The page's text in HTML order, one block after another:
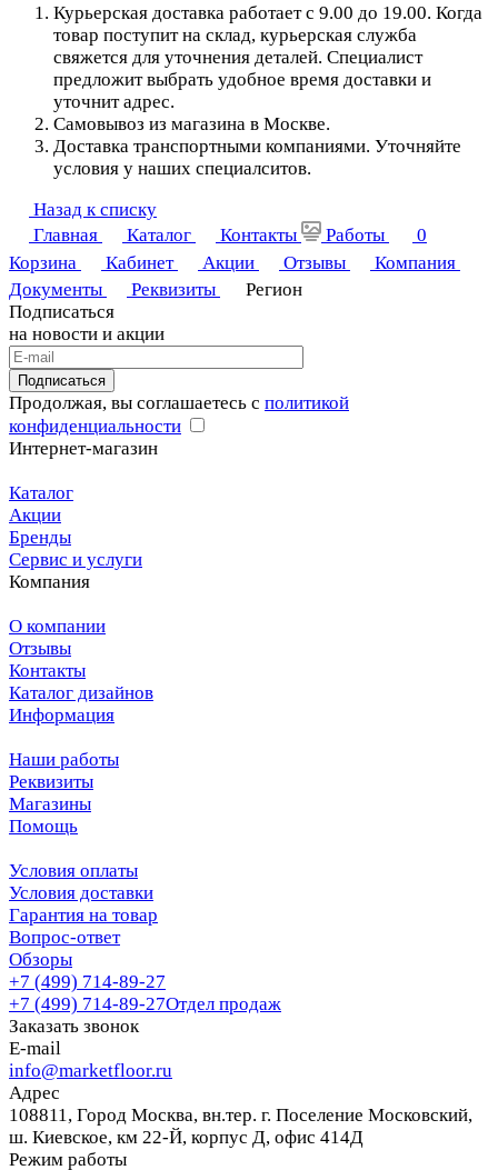
Курьерская доставка работает с 9.00 до 19.00. Когда
товар поступит на склад, курьерская служба
свяжется для уточнения деталей. Специалист
предложит выбрать удобное время доставки и
уточнит адрес.
Самовывоз из магазина в Москве.
Доставка транспортными компаниями. Уточняйте
условия у наших специалситов.
Назад к списку
Главная
Каталог Контакты Работы
0
Корзина
Кабинет Акции Отзывы
Компания
Документы
Реквизиты
Регион
Подписаться
на новости и акции
Подписаться
Продолжая, вы соглашаетесь с политикой
конфиденциальности
Интернет-магазин
Каталог
Акции
Бренды
Сервис и услуги
Компания
О компании
Отзывы
Контакты
Каталог дизайнов
Информация
Наши работы
Реквизиты
Магазины
Помощь
Условия оплаты
Условия доставки
Гарантия на товар
Вопрос-ответ
Обзоры
+7 (499) 714-89-27
+7 (499) 714-89-27Отдел продаж
Заказать звонок
E-mail
info@marketfloor.ru
Адрес
108811, Город Москва, вн.тер. г. Поселение Московский,
ш. Киевское, км 22-Й, корпус Д, офис 414Д
Режим работы